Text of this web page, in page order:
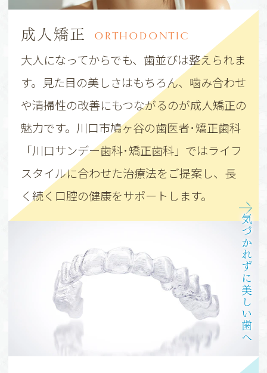
成人矯正 ORTHODONTIC
大人になってからでも、歯並びは整えられま
す。見た目の美しさはもちろん、噛み合わせ
や清掃性の改善にもつながるのが成人矯正の
魅力です。川口市鳩ヶ谷の歯医者･矯正歯科
「川口サンデー歯科･矯正歯科」ではライフ
スタイルに合わせた治療法をご提案し、長
く続く口腔の健康をサポートします。
気づかれずに美しい歯へ